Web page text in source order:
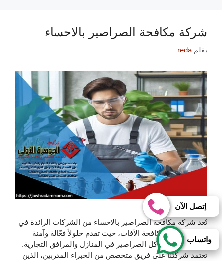
شركة مكافحة الصراصير بالاحساء
بقلم reda
تُعد شركة مكافحة الصراصير بالاحساء من الشركات الرائدة في
مجال خدمات مكافحة الآفات، حيث تقدم حلولاً فعّالة وآمنة
للتخلص من مشاكل الصراصير في المنازل والمرافق التجارية.
تعتمد شركتنا على فريق متخصص من الخبراء المدربين، الذين
إتصل الآن
واتساب